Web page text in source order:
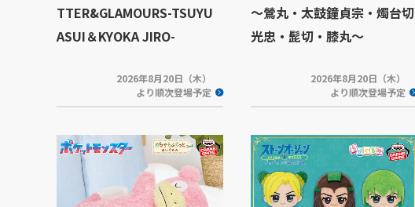
TTER&GLAMOURS-TSUYU
ASUI＆KYOKA JIRO-
2026年8月20日（木）
より順次登場予定
～鶯丸・太鼓鐘貞宗・燭台切
光忠・髭切・膝丸～
2026年8月20日（木）
より順次登場予定